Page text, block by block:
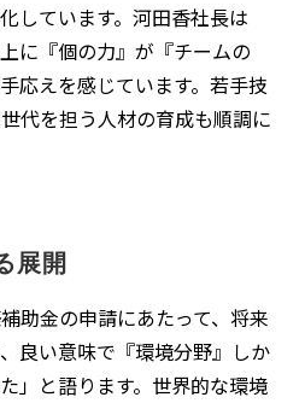
しています。河田香社長は
に『個の力』が『チームの
応えを感じています。若手技
代を担う人材の育成も順調に
展開
助金の申請にあたって、将来
良い意味で『環境分野』しか
」と語ります。世界的な環境